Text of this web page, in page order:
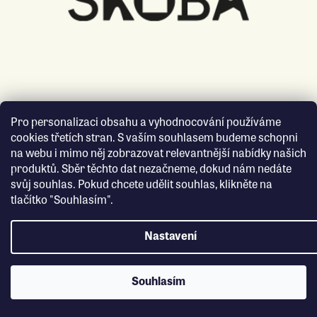
Pro personalizaci obsahu a vyhodnocování používáme
cookies třetích stran. S vaším souhlasem budeme schopni
na webu i mimo něj zobrazovat relevantnější nabídky našich
produktů. Sběr těchto dat nezačneme, dokud nám nedáte
svůj souhlas. Pokud chcete udělit souhlas, klikněte na
tlačítko "Souhlasím".
Nastavení
Souhlasím